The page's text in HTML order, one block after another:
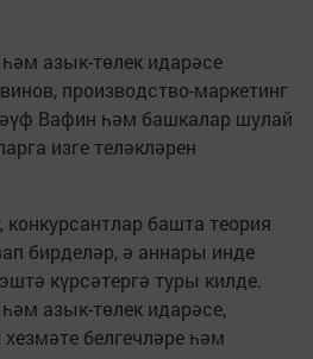
азык-төлек идарәсе
производство-маркетинг
Вафин һәм башкалар шулай
изге теләкләрен
конкурсантлар башта теория
бирделәр, ә аннары инде
күрсәтергә туры килде.
азык-төлек идарәсе,
белгечләре һәм